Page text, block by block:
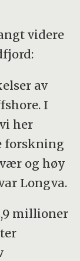
videre
av
I
her
forskning
og høy
Longva.
millioner